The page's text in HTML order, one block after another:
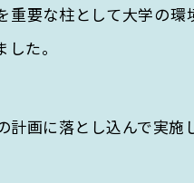
要な柱として大学の
た。
画に落とし込んで実